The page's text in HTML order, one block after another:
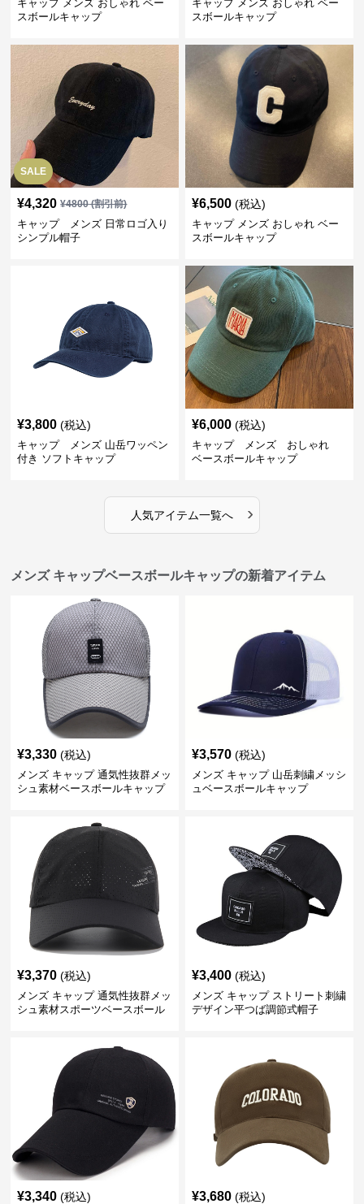
キャップ メンズ おしゃれ ベー
スボールキャップ
キャップ メンズ おしゃれ ベー
スボールキャップ
SALE
¥4,320 ¥4800(割引前)
キャップ メンズ 日常ロゴ入り
シンプル帽子
¥6,500 (税込)
キャップ メンズ おしゃれ ベー
スボールキャップ
¥3,800 (税込)
キャップ メンズ 山岳ワッペン
付き ソフトキャップ
¥6,000 (税込)
キャップ メンズ おしゃれ
ベースボールキャップ
人気アイテム一覧へ ›
メンズ キャップベースボールキャップの新着アイテム
¥3,330 (税込)
メンズ キャップ 通気性抜群メッ
シュ素材ベースボールキャップ
¥3,570 (税込)
メンズ キャップ 山岳刺繍メッシ
ュベースボールキャップ
¥3,370 (税込)
メンズ キャップ 通気性抜群メッ
シュ素材スポーツベースボール
¥3,400 (税込)
メンズ キャップ ストリート刺繍
デザイン平つば調節式帽子
¥3,340 (税込) ¥3,680 (税込)